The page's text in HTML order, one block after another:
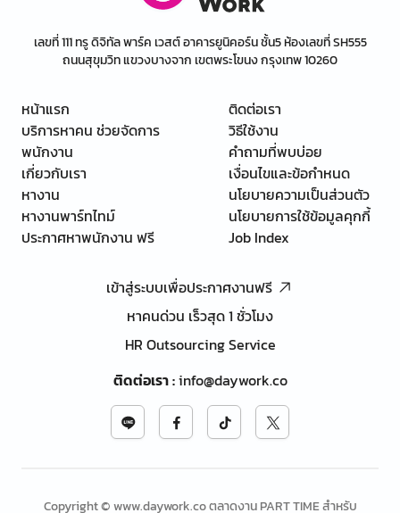
เลขที่ 111 ทรู ดิจิทัล พาร์ค เวสต์ อาคารยูนิคอร์น ชั้น5 ห้องเลขที่ SH555
ถนนสุขุมวิท แขวงบางจาก เขตพระโขนง กรุงเทพ 10260
หน้าแรก
บริการหาคน ช่วยจัดการ
พนักงาน
เกี่ยวกับเรา
หางาน
หางานพาร์ทไทม์
ประกาศหาพนักงาน ฟรี
ติดต่อเรา
วิธีใช้งาน
คำถามที่พบบ่อย
เงื่อนไขและข้อกำหนด
นโยบายความเป็นส่วนตัว
นโยบายการใช้ข้อมูลคุกกี้
Job Index
เข้าสู่ระบบเพื่อประกาศงานฟรี
หาคนด่วน เร็วสุด 1 ชั่วโมง
HR Outsourcing Service
ติดต่อเรา:info@daywork.co
Copyright © www.daywork.co ตลาดงาน PART TIME สำหรับ